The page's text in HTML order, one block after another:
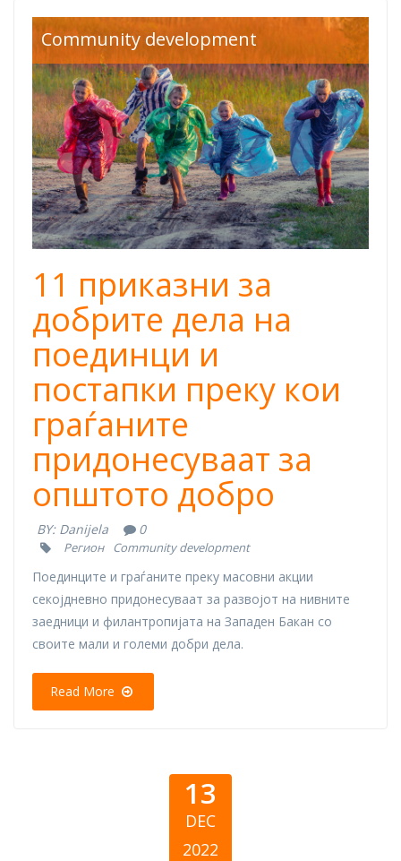
listicle-cover-20-
1.png
Community development
11 приказни за
добрите дела на
поединци и
постапки преку кои
граѓаните
придонесуваат за
општото добро
BY: Danijela 0
Регион Community development
Поединците и граѓаните преку масовни акции
секојдневно придонесуваат за развојот на нивните
заедници и филантропијата на Западен Бакан со
своите мали и големи добри дела.
Read More
13
DEC
2022